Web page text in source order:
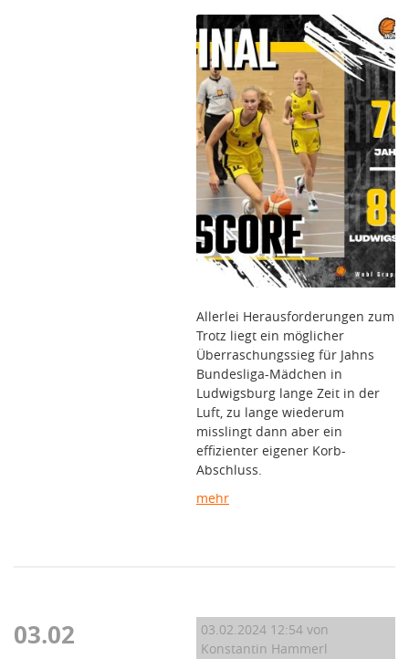
Allerlei Herausforderungen zum
Trotz liegt ein möglicher
Überraschungssieg für Jahns
Bundesliga-Mädchen in
Ludwigsburg lange Zeit in der
Luft, zu lange wiederum
misslingt dann aber ein
effizienter eigener Korb-
Abschluss.
mehr
03.02 03.02.2024 12:54 von
Konstantin Hammerl